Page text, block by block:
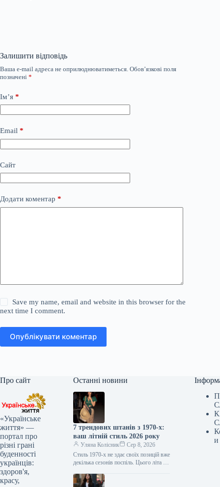
Залишити відповідь
Ваша e-mail адреса не оприлюднюватиметься. Обов’язкові поля
позначені *
Ім’я *
Email *
Сайт
Додати коментар *
Save my name, email and website in this browser for the
next time I comment.
Опублікувати коментар
Про сайт
«Українське
життя» —
портал про
різні грані
буденності
українців:
здоров'я,
красу,
Останні новини
7 трендових штанів з 1970-х:
ваш літній стиль 2026 року
Уляна Колісник
Сер 8, 2026
Стиль 1970-х не здає своїх позицій вже
декілька сезонів поспіль. Цього літа це
моделі, що були…
и